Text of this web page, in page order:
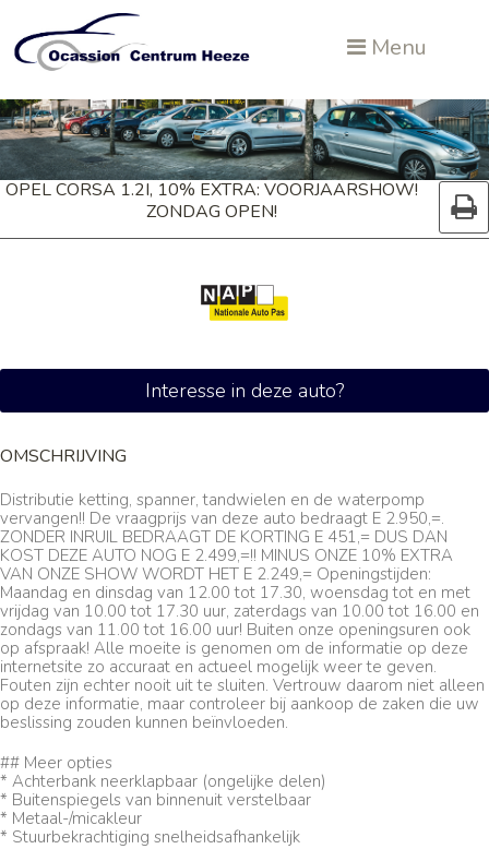
Menu
OPEL CORSA 1.2I, 10% EXTRA: VOORJAARSHOW!
ZONDAG OPEN!
Interesse in deze auto?
OMSCHRIJVING
Distributie ketting, spanner, tandwielen en de waterpomp
vervangen!! De vraagprijs van deze auto bedraagt E 2.950,=.
ZONDER INRUIL BEDRAAGT DE KORTING E 451,= DUS DAN
KOST DEZE AUTO NOG E 2.499,=!! MINUS ONZE 10% EXTRA
VAN ONZE SHOW WORDT HET E 2.249,= Openingstijden:
Maandag en dinsdag van 12.00 tot 17.30, woensdag tot en met
vrijdag van 10.00 tot 17.30 uur, zaterdags van 10.00 tot 16.00 en
zondags van 11.00 tot 16.00 uur! Buiten onze openingsuren ook
op afspraak! Alle moeite is genomen om de informatie op deze
internetsite zo accuraat en actueel mogelijk weer te geven.
Fouten zijn echter nooit uit te sluiten. Vertrouw daarom niet alleen
op deze informatie, maar controleer bij aankoop de zaken die uw
beslissing zouden kunnen beïnvloeden.
## Meer opties
* Achterbank neerklapbaar (ongelijke delen)
* Buitenspiegels van binnenuit verstelbaar
* Metaal-/micakleur
* Stuurbekrachtiging snelheidsafhankelijk